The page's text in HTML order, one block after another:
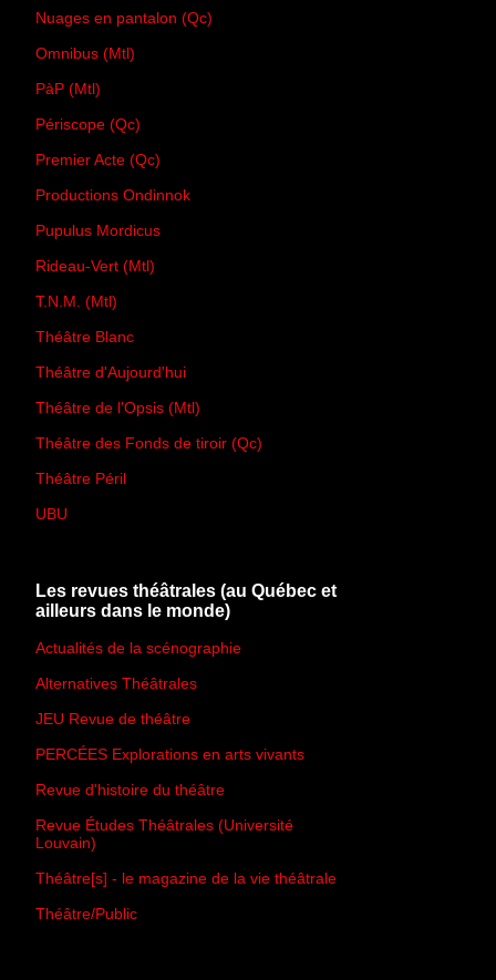
Nuages en pantalon (Qc)
Omnibus (Mtl)
PàP (Mtl)
Périscope (Qc)
Premier Acte (Qc)
Productions Ondinnok
Pupulus Mordicus
Rideau-Vert (Mtl)
T.N.M. (Mtl)
Théâtre Blanc
Théâtre d'Aujourd'hui
Théâtre de l'Opsis (Mtl)
Théâtre des Fonds de tiroir (Qc)
Théâtre Péril
UBU
Les revues théâtrales (au Québec et
ailleurs dans le monde)
Actualités de la scénographie
Alternatives Théâtrales
JEU Revue de théâtre
PERCÉES Explorations en arts vivants
Revue d'histoire du théâtre
Revue Études Théâtrales (Université
Louvain)
Théâtre[s] - le magazine de la vie théâtrale
Théâtre/Public